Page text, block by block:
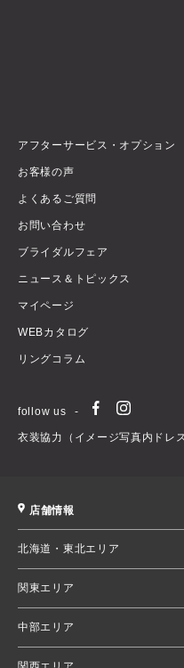
アフターサービス・オプション
お客様の声
よくあるご質問
お問い合わせ
ブライダルフェア
ニュース＆トピックス
マイページ
WEBカタログ
リングコラム
follow us
衣装協力（イメージ写真内ドレ
店舗情報
北海道・東北エリア
関東エリア
中部エリア